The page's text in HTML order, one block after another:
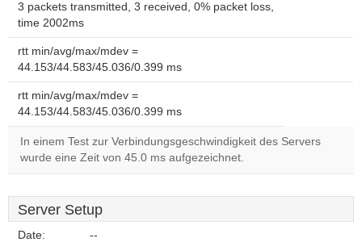
3 packets transmitted, 3 received, 0% packet loss,
time 2002ms
rtt min/avg/max/mdev =
44.153/44.583/45.036/0.399 ms
rtt min/avg/max/mdev =
44.153/44.583/45.036/0.399 ms
In einem Test zur Verbindungsgeschwindigkeit des Servers
wurde eine Zeit von 45.0 ms aufgezeichnet.
Server Setup
Date: --